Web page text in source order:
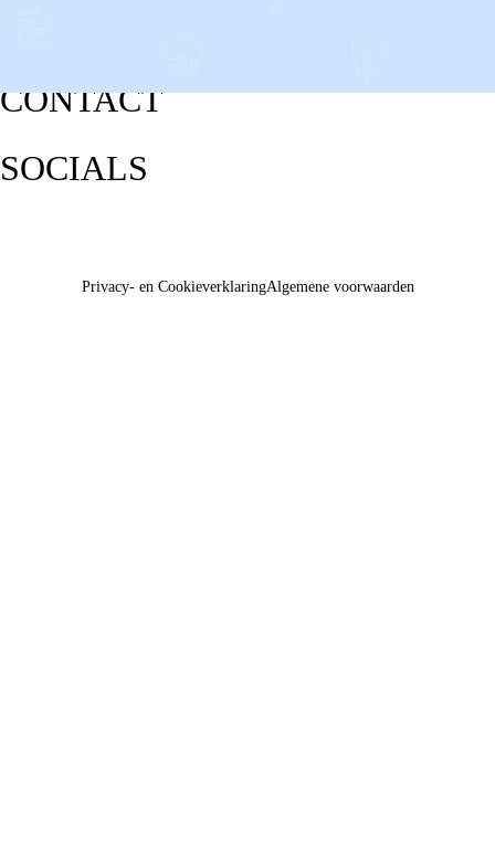
CONTACT
SOCIALS
Privacy- en CookieverklaringAlgemene voorwaarden